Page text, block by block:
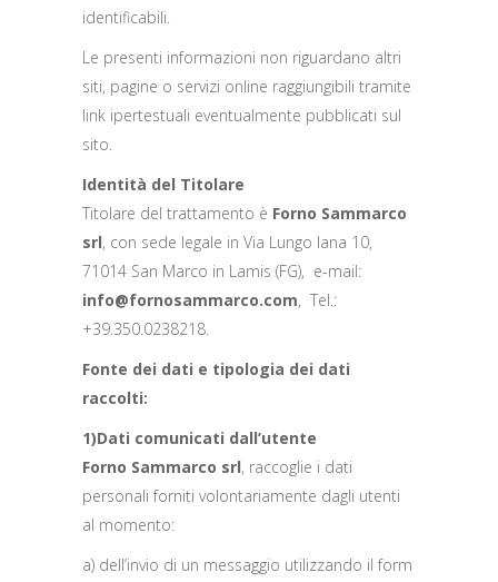
identificabili.
Le presenti informazioni non riguardano altri
siti, pagine o servizi online raggiungibili tramite
link ipertestuali eventualmente pubblicati sul
sito.
Identità del Titolare
Titolare del trattamento è Forno Sammarco
srl, con sede legale in Via Lungo Iana 10,
71014 San Marco in Lamis (FG), e-mail:
info@fornosammarco.com, Tel.:
+39.350.0238218.
Fonte dei dati e tipologia dei dati
raccolti:
1)Dati comunicati dall’utente
Forno Sammarco srl, raccoglie i dati
personali forniti volontariamente dagli utenti
al momento:
a) dell’invio di un messaggio utilizzando il form